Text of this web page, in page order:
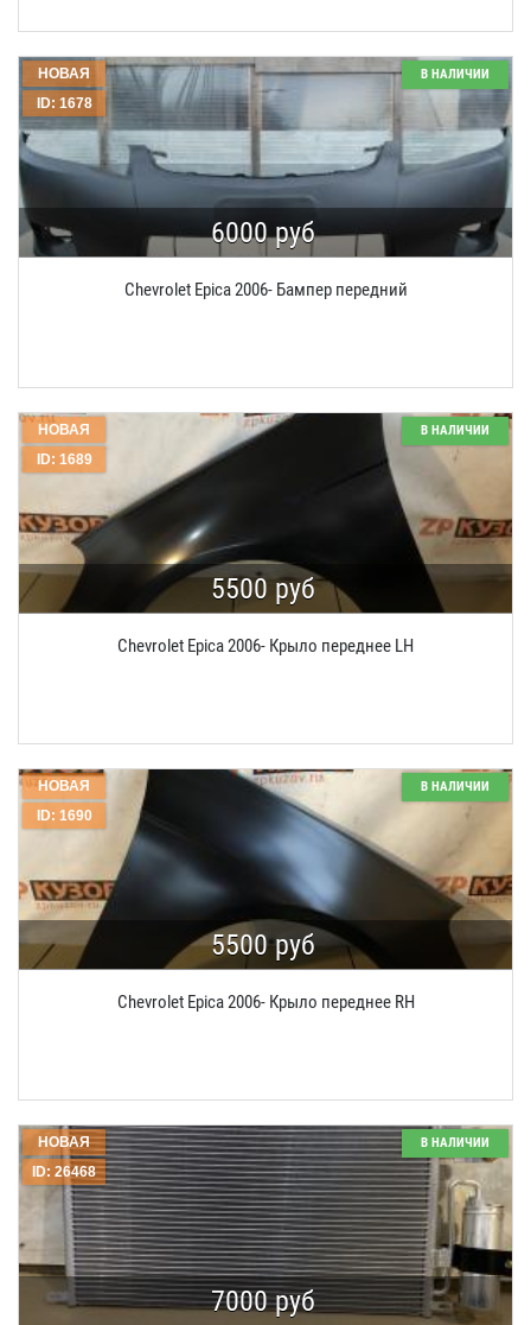
Chevrolet Epica 2006- Бампер передний
ID: 1678
НОВАЯ
6000 руб
В НАЛИЧИИ
Chevrolet Epica 2006- Крыло переднее LH
ID: 1689
НОВАЯ
5500 руб
В НАЛИЧИИ
Chevrolet Epica 2006- Крыло переднее RH
ID: 1690
НОВАЯ
5500 руб
В НАЛИЧИИ
ID: 26468
НОВАЯ
7000 руб
В НАЛИЧИИ